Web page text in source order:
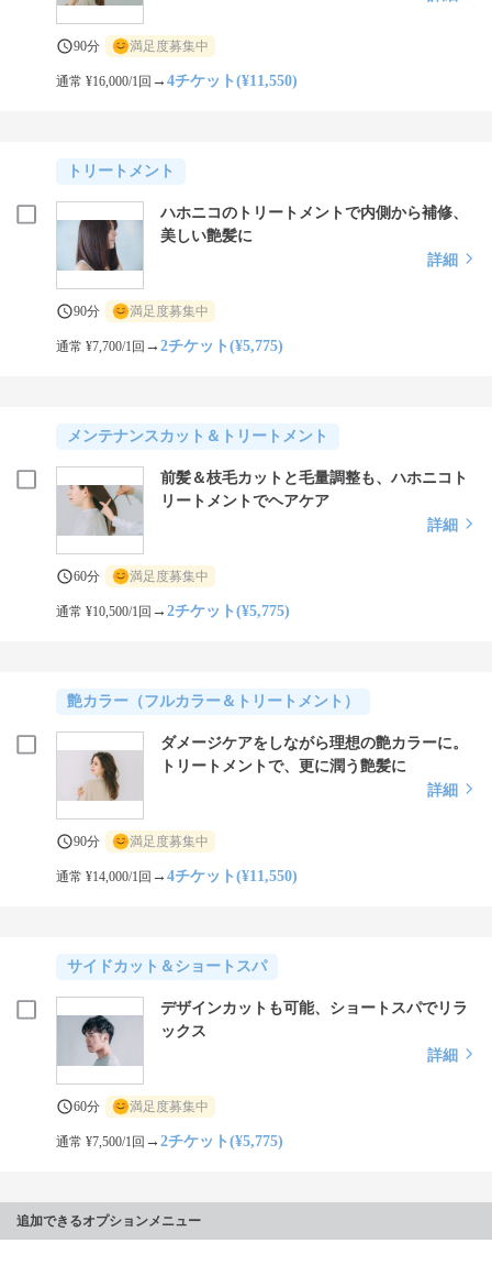
90分 満足度募集中
通常 ¥16,000/1回 →4チケット(¥11,550)
トリートメント
ハホニコのトリートメントで内側から補修、
美しい艶髪に
詳細
90分 満足度募集中
通常 ¥7,700/1回 →2チケット(¥5,775)
メンテナンスカット＆トリートメント
前髪＆枝毛カットと毛量調整も、ハホニコト
リートメントでヘアケア
詳細
60分 満足度募集中
通常 ¥10,500/1回 →2チケット(¥5,775)
艶カラー（フルカラー＆トリートメント）
ダメージケアをしながら理想の艶カラーに。
トリートメントで、更に潤う艶髪に
詳細
90分 満足度募集中
通常 ¥14,000/1回 →4チケット(¥11,550)
サイドカット＆ショートスパ
デザインカットも可能、ショートスパでリラ
ックス
詳細
60分 満足度募集中
通常 ¥7,500/1回 →2チケット(¥5,775)
追加できるオプションメニュー